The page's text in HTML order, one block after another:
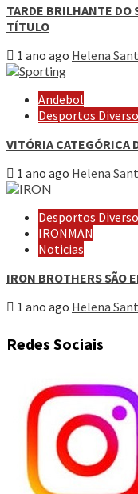
TARDE BRILHANTE DO
TÍTULO
1 ano ago Helena
Andebol
Desportos
VITÓRIA CATEGÓRICA
1 ano ago Helena
Desportos
IRONMAN
Noticias
IRON BROTHERS SÃO
1 ano ago Helena
Redes Sociais